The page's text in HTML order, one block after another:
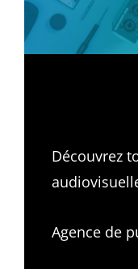
Découvrez
Agence de